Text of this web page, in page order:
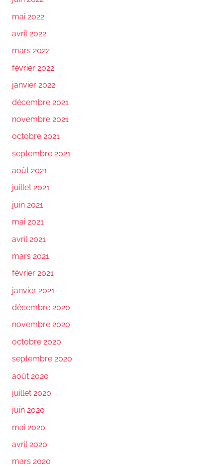
mai 2022
avril 2022
mars 2022
février 2022
janvier 2022
décembre 2021
novembre 2021
octobre 2021
septembre 2021
août 2021
juillet 2021
juin 2021
mai 2021
avril 2021
mars 2021
février 2021
janvier 2021
décembre 2020
novembre 2020
octobre 2020
septembre 2020
août 2020
juillet 2020
juin 2020
mai 2020
avril 2020
mars 2020